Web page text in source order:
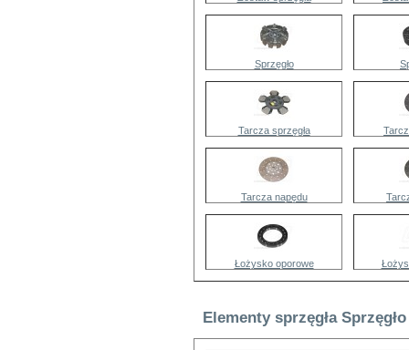
Sprzęgło
Tarcza sprzęgła
Tarcza napędu
Łożysko oporowe
Elementy sprzęgła